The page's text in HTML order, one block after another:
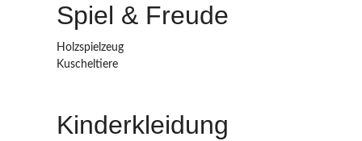
Spiel & Freude
Holzspielzeug
Kuscheltiere
Kinderkleidung